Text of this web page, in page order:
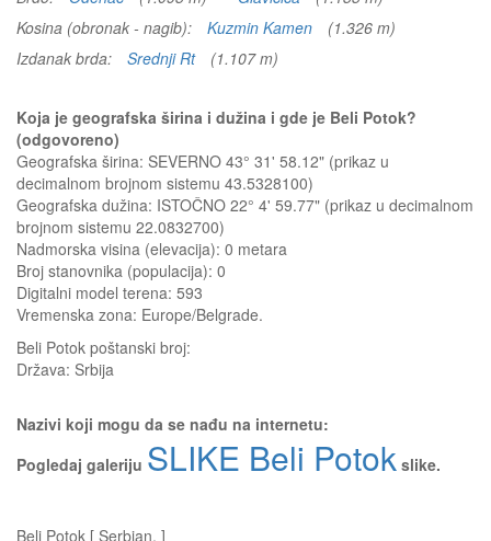
Kosina (obronak - nagib):
Kuzmin Kamen
(1.326 m)
Izdanak brda:
Srednji Rt (1.107 m)
Koja je geografska širina i dužina i gde je Beli Potok?
(odgovoreno)
Geografska širina: SEVERNO 43° 31' 58.12" (prikaz u
decimalnom brojnom sistemu 43.5328100)
Geografska dužina: ISTOČNO 22° 4' 59.77" (prikaz u decimalnom
brojnom sistemu 22.0832700)
Nadmorska visina (elevacija): 0 metara
Broj stanovnika (populacija): 0
Digitalni model terena: 593
Vremenska zona: Europe/Belgrade.
Beli Potok poštanski broj:
Država: Srbija
Nazivi koji mogu da se nađu na internetu:
Pogledaj galeriju SLIKE Beli Potok slike.
Beli Potok [ Serbian, ]